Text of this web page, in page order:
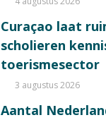
Curaçao laat
scholieren
toerismesector
3 augustus 2026
Aantal